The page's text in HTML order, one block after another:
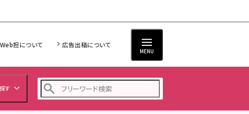
Web担について 広告出稿について
MENU
す